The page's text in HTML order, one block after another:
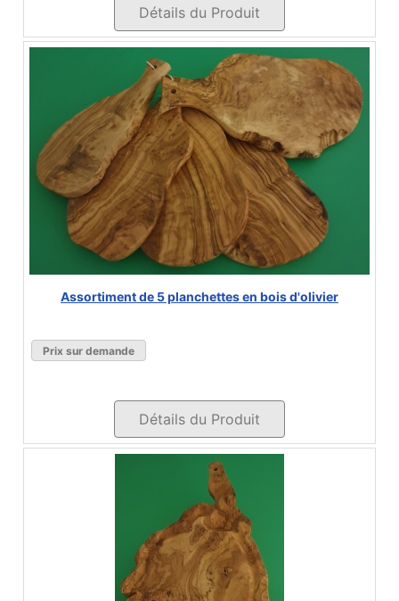
Détails du Produit
Assortiment de 5 planchettes en bois d'olivier
Prix sur demande
Détails du Produit